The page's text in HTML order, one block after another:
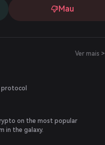
Mau
Ver mais >
on the most popular
in the galaxy.